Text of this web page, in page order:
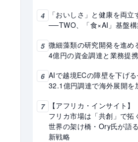
4
「おいしさ」と健康を両
──TWO、「食×AI」基盤
5 微細藻類の研究開発を進め
4億円の資金調達と業務提
6 AIで越境ECの障壁を下げる
32.1億円調達で海外展開を
7
【アフリカ・インサイト
フリカ市場は「共創」で拓
世界の架け橋・Ory氏が語
新戦略